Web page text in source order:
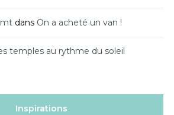
dans On a acheté un van !
temples au rythme du soleil
Inspirations